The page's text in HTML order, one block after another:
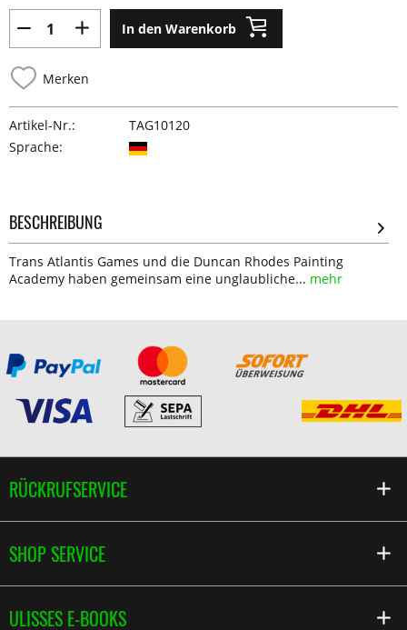
In den Warenkorb
Merken
Artikel-Nr.:
TAG10120
Sprache:
BESCHREIBUNG
Trans Atlantis Games und die Duncan Rhodes Painting
Academy haben gemeinsam eine unglaubliche... mehr
RÜCKRUFSERVICE
SHOP SERVICE
ULISSES E-BOOKS